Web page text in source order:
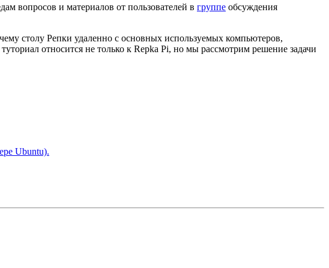
вопросов и материалов от пользователей в группе обсуждения
столу Репки удаленно с основных используемых компьютеров,
относится не только к Repka Pi, но мы рассмотрим решение задачи
Ubuntu).